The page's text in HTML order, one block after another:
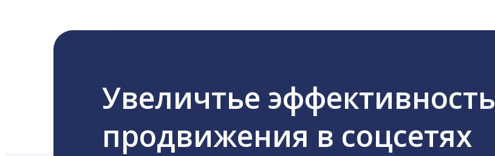
Увеличтье эффективность
продвижения в соцсетях